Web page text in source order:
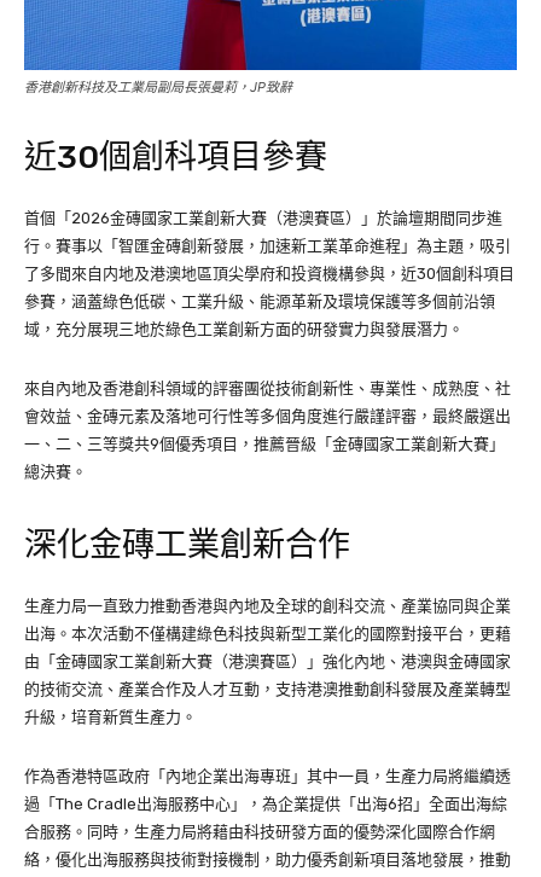
香港創新科技及工業局副局長張曼莉，JP致辭
近30個創科項目參賽
首個「2026金磚國家工業創新大賽（港澳賽區）」於論壇期間同步進
行。賽事以「智匯金磚創新發展，加速新工業革命進程」為主題，吸引
了多間來自内地及港澳地區頂尖學府和投資機構參與，近30個創科項目
參賽，涵蓋綠色低碳、工業升級、能源革新及環境保護等多個前沿領
域，充分展現三地於綠色工業創新方面的研發實力與發展潛力。
來自內地及香港創科領域的評審團從技術創新性、專業性、成熟度、社
會效益、金磚元素及落地可行性等多個角度進行嚴謹評審，最終嚴選出
一、二、三等獎共9個優秀項目，推薦晉級「金磚國家工業創新大賽」
總決賽。
深化金磚工業創新合作
生產力局一直致力推動香港與內地及全球的創科交流、產業協同與企業
出海。本次活動不僅構建綠色科技與新型工業化的國際對接平台，更藉
由「金磚國家工業創新大賽（港澳賽區）」強化內地、港澳與金磚國家
的技術交流、產業合作及人才互動，支持港澳推動創科發展及產業轉型
升級，培育新質生產力。
作為香港特區政府「內地企業出海專班」其中一員，生產力局將繼續透
過「The Cradle出海服務中心」，為企業提供「出海6招」全面出海綜
合服務。同時，生產力局將藉由科技研發方面的優勢深化國際合作網
絡，優化出海服務與技術對接機制，助力優秀創新項目落地發展，推動